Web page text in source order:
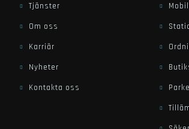
Tjänster
Om oss
Karriär
Nyheter
Kontakta oss